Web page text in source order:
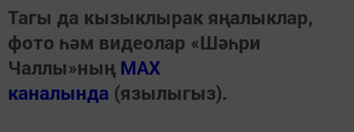
Тагы да кызыклырак яңалыклар,
фото һәм видеолар «Шәһри
Чаллы»ның MAX
каналында (язылыгыз).